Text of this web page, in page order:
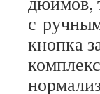
с
кнопка